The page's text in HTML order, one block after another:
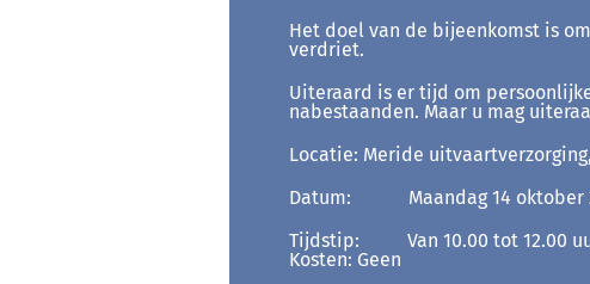
Het doel van de bijeenkomst is
verdriet.
Uiteraard is er tijd om
nabestaanden. Maar u mag
Locatie: Meride uitvaartverzorging,
Datum: Maandag 14 oktober
Tijdstip: Van 10.00 tot 12.00
Kosten: Geen